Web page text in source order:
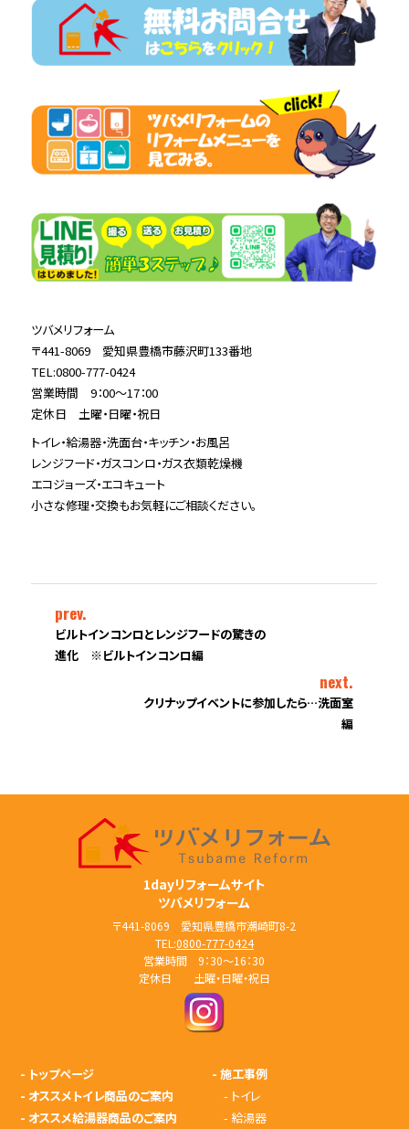
ツバメリフォーム
〒441-8069 愛知県豊橋市藤沢町133番地
TEL:0800-777-0424
営業時間 9：00～17：00
定休日 土曜・日曜・祝日
トイレ・給湯器・洗面台・キッチン・お風呂
レンジフード・ガスコンロ・ガス衣類乾燥機
エコジョーズ・エコキュート
小さな修理・交換もお気軽にご相談ください。
prev.
ビルトインコンロとレンジフードの驚きの
進化 ※ビルトインコンロ編
next.
クリナップイベントに参加したら…洗面室
編
1dayリフォームサイト
ツバメリフォーム
〒441-8069 愛知県豊橋市潮崎町8-2
TEL:0800-777-0424
営業時間 9：30～16：30
定休日 土曜・日曜・祝日
- トップページ
- オススメトイレ商品のご案内
- オススメ給湯器商品のご案内
-施工事例
- トイレ
- 給湯器